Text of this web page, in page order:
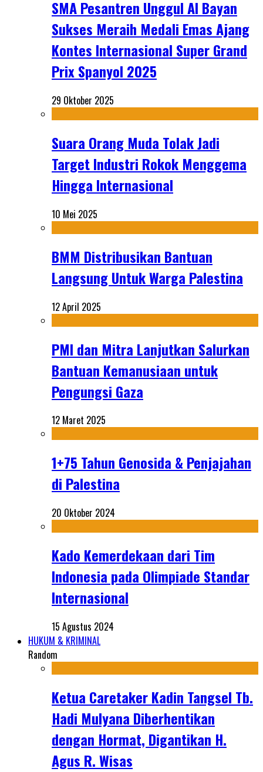
SMA Pesantren Unggul Al Bayan
Sukses Meraih Medali Emas Ajang
Kontes Internasional Super Grand
Prix Spanyol 2025
29 Oktober 2025
Suara Orang Muda Tolak Jadi
Target Industri Rokok Menggema
Hingga Internasional
10 Mei 2025
BMM Distribusikan Bantuan
Langsung Untuk Warga Palestina
12 April 2025
PMI dan Mitra Lanjutkan Salurkan
Bantuan Kemanusiaan untuk
Pengungsi Gaza
12 Maret 2025
1+75 Tahun Genosida & Penjajahan
di Palestina
20 Oktober 2024
Kado Kemerdekaan dari Tim
Indonesia pada Olimpiade Standar
Internasional
15 Agustus 2024
HUKUM & KRIMINAL
Random
Ketua Caretaker Kadin Tangsel Tb.
Hadi Mulyana Diberhentikan
dengan Hormat, Digantikan H.
Agus R. Wisas